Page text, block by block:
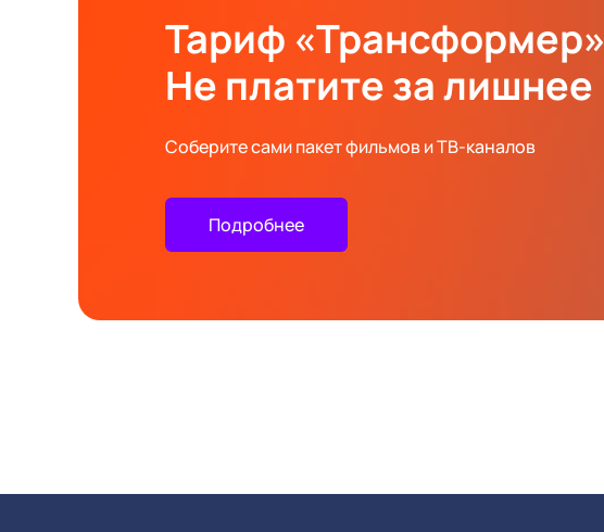
Тариф «Трансформер»
Не платите за лишнее
Соберите сами пакет фильмов и ТВ-каналов
Подробнее